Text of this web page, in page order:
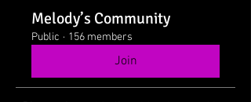
Melody’s Community
Public · 156 members
Join